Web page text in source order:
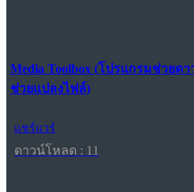
Media Toolbox (โปรแกรมช่วยด
ช่วยแปลงไฟล์)
แชร์แวร์
ดาวน์โหลด : 11